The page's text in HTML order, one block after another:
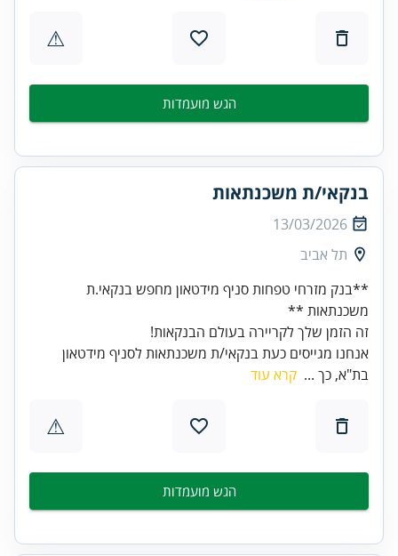
⚠
הגש מועמדות
בנקאי/ת משכנתאות
13/03/2026
תל אביב
**בנק מזרחי טפחות סניף מידטאון מחפש בנקאי.ת
משכנתאות **
זה הזמן שלך לקריירה בעולם הבנקאות!
אנחנו מגייסים כעת בנקאי/ת משכנתאות לסניף מידטאון
בת"א, כך ... קרא עוד
⚠
הגש מועמדות